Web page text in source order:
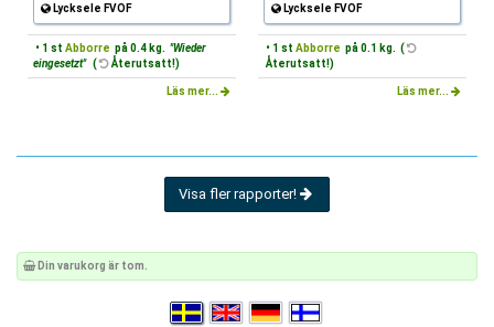
Lycksele FVOF
• 1 st Abborre på 0.4 kg. "Wieder
eingesetzt" ( Återutsatt!)
Läs mer...
Lycksele FVOF
• 1 st Abborre på 0.1 kg. (
Återutsatt!)
Läs mer...
Visa fler rapporter!
Din varukorg är tom.